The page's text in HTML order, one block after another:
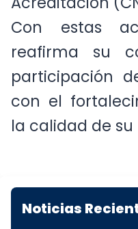
Acreditación
Con estas
reafirma su
participación
con el
la calidad de
Noticias